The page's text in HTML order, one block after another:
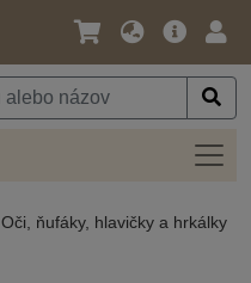
Jazyk
Mena
Hlavná
Oči, ňufáky, hlavičky a hrkálky